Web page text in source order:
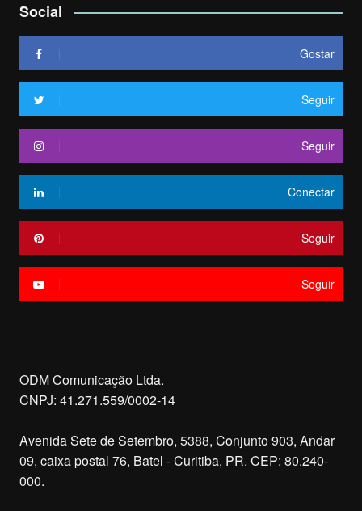
Social
Gostar
Seguir
Seguir
Conectar
Seguir
Seguir
ODM Comunicação Ltda.
CNPJ: 41.271.559/0002-14
Avenida Sete de Setembro, 5388, Conjunto 903, Andar
09, caixa postal 76, Batel - Curitiba, PR. CEP: 80.240-
000.